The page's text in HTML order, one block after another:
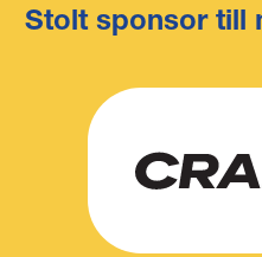
Stolt sponsor till